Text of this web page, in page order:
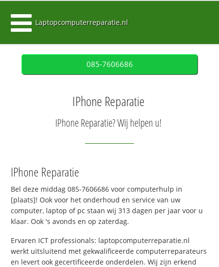
Laptopcomputerreparatie.nl
085-7606686
IPhone Reparatie
IPhone Reparatie? Wij helpen u!
IPhone Reparatie
Bel deze middag 085-7606686 voor computerhulp in
[plaats]! Ook voor het onderhoud en service van uw
computer, laptop of pc staan wij 313 dagen per jaar voor u
klaar. Ook 's avonds en op zaterdag.
Ervaren ICT professionals: laptopcomputerreparatie.nl
werkt uitsluitend met gekwalificeerde computerreparateurs
en levert ook gecertificeerde onderdelen. Wij zijn erkend